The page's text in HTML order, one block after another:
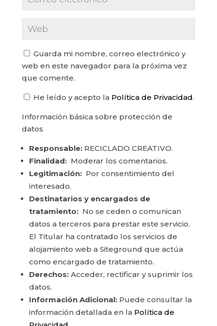
Guarda mi nombre, correo electrónico y
web en este navegador para la próxima vez
que comente.
He leído y acepto la Política de Privacidad.
Información básica sobre protección de
datos
Responsable:RECICLADO CREATIVO.
Finalidad:Moderar los comentarios.
Legitimación:Por consentimiento del
interesado.
Destinatarios y encargados de
tratamiento:No se ceden o comunican
datos a terceros para prestar este servicio.
El Titular ha contratado los servicios de
alojamiento web a Siteground que actúa
como encargado de tratamiento.
Derechos:Acceder, rectificar y suprimir los
datos.
Información Adicional:Puede consultar la
información detallada en la Política de